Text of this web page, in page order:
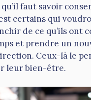
faut savoir
certains qui
de ce qu’ils ont
et prendre un
Ceux-là le
leur bien-être.